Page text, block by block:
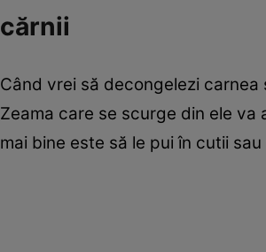
cărnii
Când vrei să decongelezi
Zeama care se scurge din ele
mai bine este să le pui în cutii